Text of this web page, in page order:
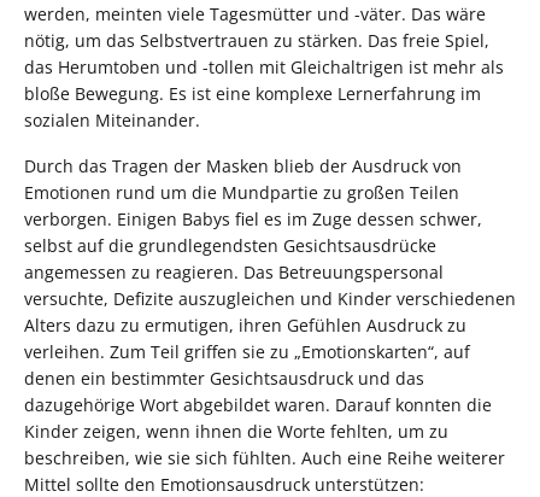
werden, meinten viele Tagesmütter und -väter. Das wäre
nötig, um das Selbstvertrauen zu stärken. Das freie Spiel,
das Herumtoben und -tollen mit Gleichaltrigen ist mehr als
bloße Bewegung. Es ist eine komplexe Lernerfahrung im
sozialen Miteinander.
Durch das Tragen der Masken blieb der Ausdruck von
Emotionen rund um die Mundpartie zu großen Teilen
verborgen. Einigen Babys fiel es im Zuge dessen schwer,
selbst auf die grundlegendsten Gesichtsausdrücke
angemessen zu reagieren. Das Betreuungspersonal
versuchte, Defizite auszugleichen und Kinder verschiedenen
Alters dazu zu ermutigen, ihren Gefühlen Ausdruck zu
verleihen. Zum Teil griffen sie zu „Emotionskarten“, auf
denen ein bestimmter Gesichtsausdruck und das
dazugehörige Wort abgebildet waren. Darauf konnten die
Kinder zeigen, wenn ihnen die Worte fehlten, um zu
beschreiben, wie sie sich fühlten. Auch eine Reihe weiterer
Mittel sollte den Emotionsausdruck unterstützen: